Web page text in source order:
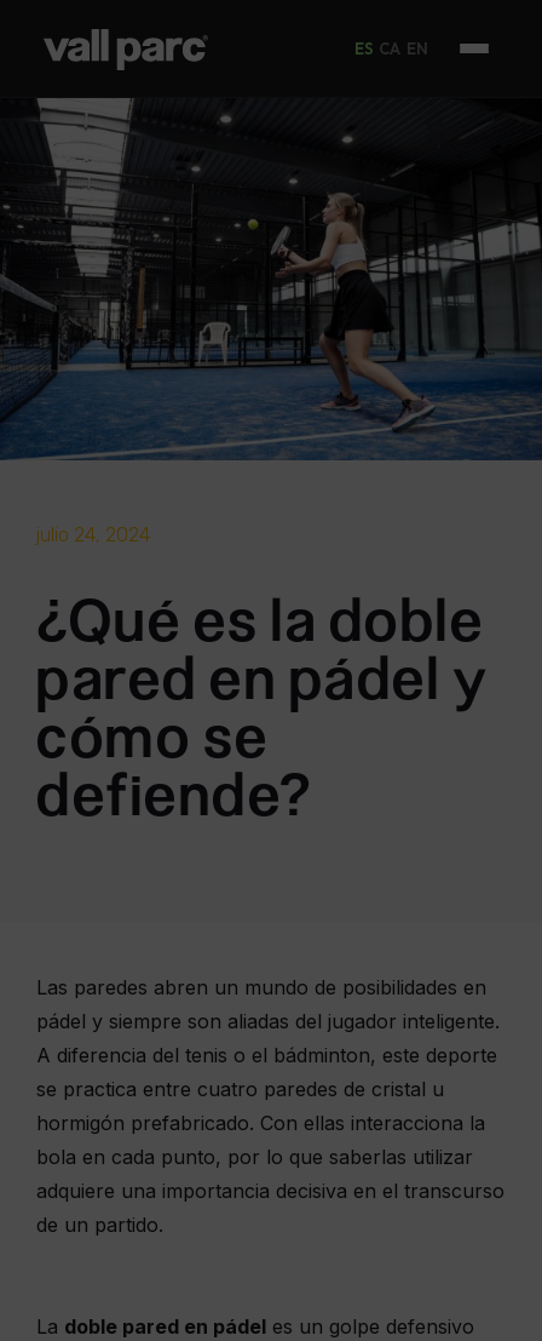
ES CA EN
julio 24, 2024
¿Qué es la doble
pared en pádel y
cómo se
defiende?
Las paredes abren un mundo de posibilidades en
pádel y siempre son aliadas del jugador inteligente.
A diferencia del tenis o el bádminton, este deporte
se practica entre cuatro paredes de cristal u
hormigón prefabricado. Con ellas interacciona la
bola en cada punto, por lo que saberlas utilizar
adquiere una importancia decisiva en el transcurso
de un partido.
La doble pared en pádel es un golpe defensivo